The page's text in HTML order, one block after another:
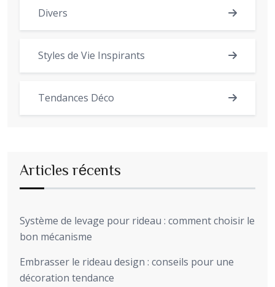
Divers
Styles de Vie Inspirants
Tendances Déco
Articles récents
Système de levage pour rideau : comment choisir le
bon mécanisme
Embrasser le rideau design : conseils pour une
décoration tendance